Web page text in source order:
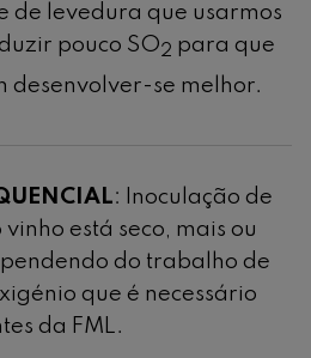
de levedura que usarmos
pouco SO2 para que
desenvolver-se melhor.
: Inoculação de
está seco, mais ou
do trabalho de
que é necessário
da FML.